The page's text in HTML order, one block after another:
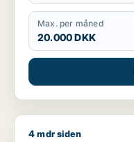
Max. per måned
20.000 DKK
Jeg søger lager,
4 mdr siden